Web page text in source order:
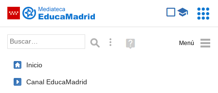
Saltar navegación
Palabra o frase: Búsqueda avanzada
Ayuda
(en
Inicio
Canal EducaMadrid